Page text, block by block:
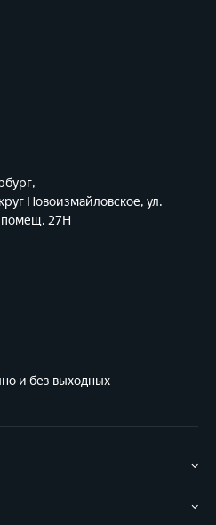
Новоизмайловское, ул.
помещ. 27Н
и без выходных